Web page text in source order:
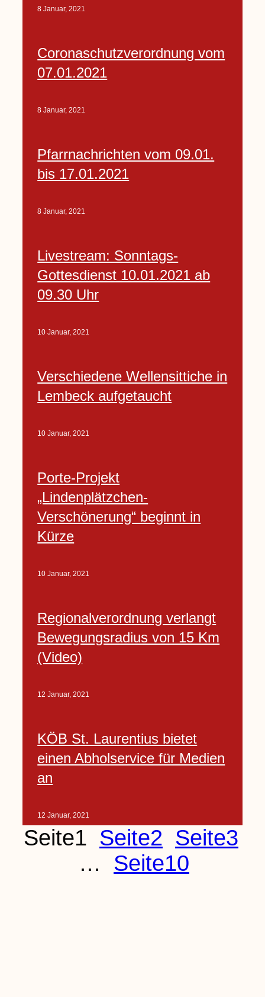
8 Januar, 2021
Coronaschutzverordnung vom
07.01.2021
8 Januar, 2021
Pfarrnachrichten vom 09.01.
bis 17.01.2021
8 Januar, 2021
Livestream: Sonntags-
Gottesdienst 10.01.2021 ab
09.30 Uhr
10 Januar, 2021
Verschiedene Wellensittiche in
Lembeck aufgetaucht
10 Januar, 2021
Porte-Projekt
„Lindenplätzchen-
Verschönerung“ beginnt in
Kürze
10 Januar, 2021
Regionalverordnung verlangt
Bewegungsradius von 15 Km
(Video)
12 Januar, 2021
KÖB St. Laurentius bietet
einen Abholservice für Medien
an
12 Januar, 2021
Seite1 Seite2 Seite3
…
Seite10